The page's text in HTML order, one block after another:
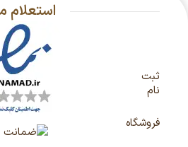
ثبت
نام
فروشگاه
استعلام